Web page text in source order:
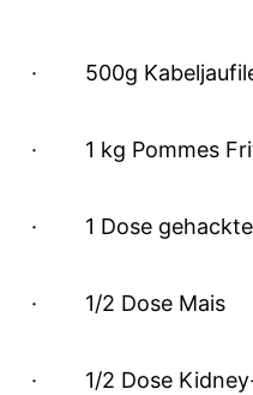
· 500g
· 1 kg Pommes
· 1 Dose
· 1/2 Dose Mais
· 1/2 Dose